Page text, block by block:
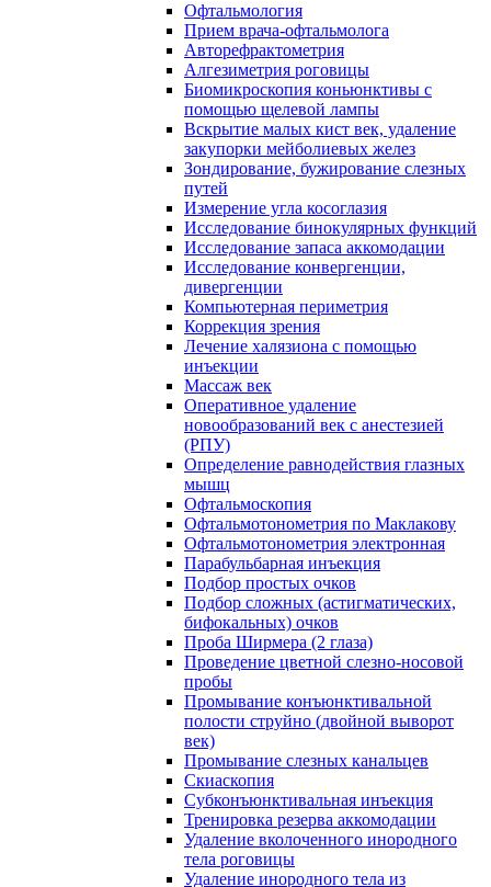
Офтальмология
Прием врача-офтальмолога
Авторефрактометрия
Алгезиметрия роговицы
Биомикроскопия коньюнктивы с
помощью щелевой лампы
Вскрытие малых кист век, удаление
закупорки мейболиевых желез
Зондирование, бужирование слезных
путей
Измерение угла косоглазия
Исследование бинокулярных функций
Исследование запаса аккомодации
Исследование конвергенции,
дивергенции
Компьютерная периметрия
Коррекция зрения
Лечение халязиона с помощью
инъекции
Массаж век
Оперативное удаление
новообразований век с анестезией
(РПУ)
Определение равнодействия глазных
мышц
Офтальмоскопия
Офтальмотонометрия по Маклакову
Офтальмотонометрия электронная
Парабульбарная инъекция
Подбор простых очков
Подбор сложных (астигматических,
бифокальных) очков
Проба Ширмера (2 глаза)
Проведение цветной слезно-носовой
пробы
Промывание конъюнктивальной
полости струйно (двойной выворот
век)
Промывание слезных канальцев
Скиаскопия
Субконъюнктивальная инъекция
Тренировка резерва аккомодации
Удаление вколоченного инородного
тела роговицы
Удаление инородного тела из